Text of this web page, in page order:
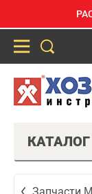
КАТАЛОГ
Запчасти